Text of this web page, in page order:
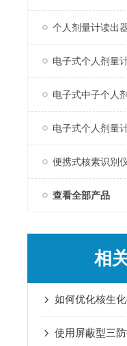
个人剂量计读出
电子式个人剂量
电子式中子个人
电子式个人剂量
便携式核素识别
查看全部产品
相
使用屏蔽型三